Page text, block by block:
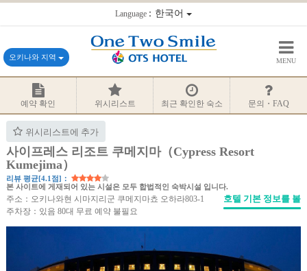
Language：한국어
오키나와 지역 MENU
예약 확인 위시리스트 최근 확인한 숙소 문의・FAQ
위시리스트에 추가
사이프레스 리조트 쿠메지마（Cypress Resort
Kumejima）
리뷰 평균[4.1점]：
본 사이트에 게재되어 있는 시설은 모두 합법적인 숙박시설 입니다.
주소：오키나와현 시마지리군 쿠메지마쵸 오하라803-1
주차장：있음 80대 무료 예약 불필요
호텔 기본 정보를 볼